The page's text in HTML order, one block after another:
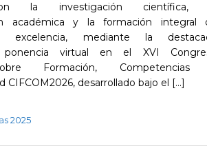
la investigación científica,
académica y la formación integral
excelencia, mediante la
ponencia virtual en el XVI
Formación,
CIFCOM2026, desarrollado bajo el [...]
2025